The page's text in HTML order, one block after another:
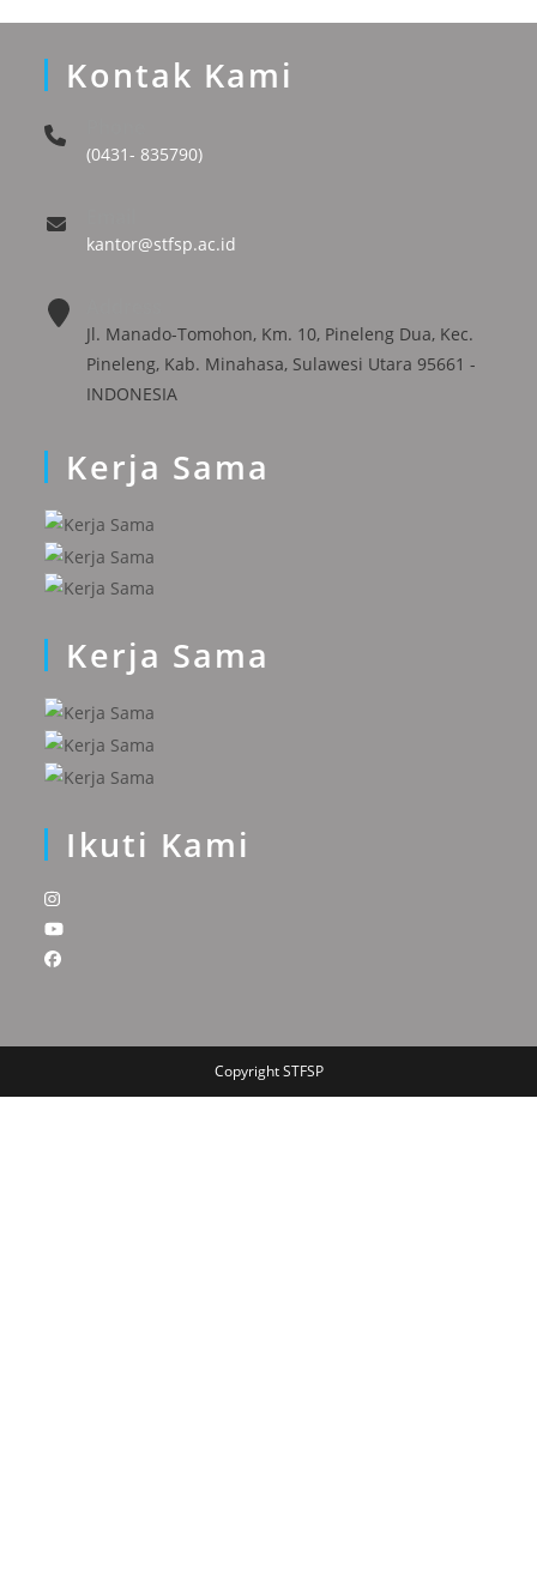
Kontak Kami
(0431- 835790)
kantor@stfsp.ac.id
Jl. Manado-Tomohon, Km. 10, Pineleng Dua, Kec.
Pineleng, Kab. Minahasa, Sulawesi Utara 95661 -
INDONESIA
Kerja Sama
Kerja Sama
Ikuti Kami
Copyright STFSP